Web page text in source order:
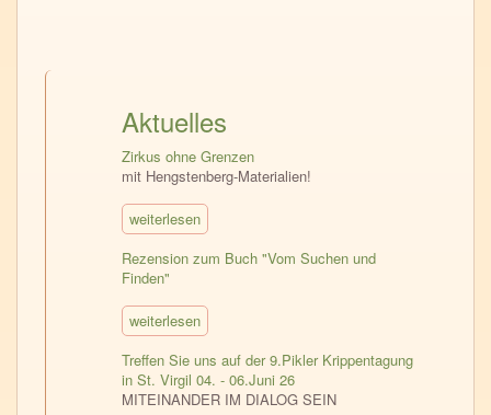
Aktuelles
Zirkus ohne Grenzen
mit Hengstenberg-Materialien!
weiterlesen
Rezension zum Buch "Vom Suchen und
Finden"
weiterlesen
Treffen Sie uns auf der 9.Pikler Krippentagung
in St. Virgil 04. - 06.Juni 26
MITEINANDER IM DIALOG SEIN